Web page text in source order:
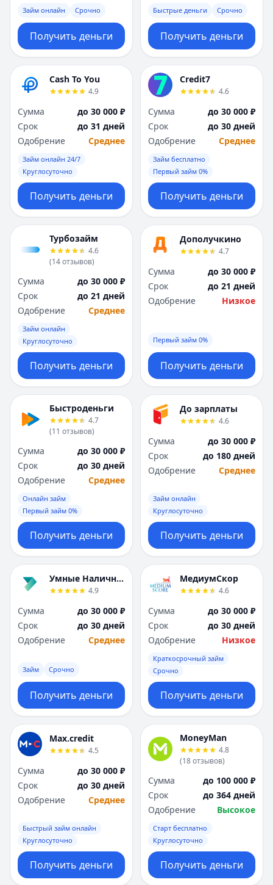
Займ онлайн Срочно
Получить деньги
Быстрые деньги Срочно
Получить деньги
Cash To You
4.9
Сумма
до 30 000 ₽
Срок
до 31 дней
Одобрение
Среднее
Займ онлайн 24/7
Круглосуточно
Получить деньги
Credit7
4.6
Сумма
до 30 000 ₽
Срок
до 30 дней
Одобрение
Среднее
Займ бесплатно
Первый займ 0%
Получить деньги
Турбозайм
4.6
(14отзывов)
Сумма
до 30 000 ₽
Срок
до 21 дней
Одобрение
Среднее
Займ онлайн
Круглосуточно
Получить деньги
Дополучкино
4.7
Сумма
до 30 000 ₽
Срок
до 21 дней
Одобрение
Низкое
Первый займ 0%
Получить деньги
Быстроденьги
4.7
(11 отзывов)
Сумма
до 30 000 ₽
Срок
до 30 дней
Одобрение
Среднее
Онлайн займ
Первый займ 0%
Получить деньги
До зарплаты
4.6
Сумма
до 30 000 ₽
Срок
до 180 дней
Одобрение
Среднее
Займ онлайн
Круглосуточно
Получить деньги
Умные Наличные
4.9
Сумма
до 30 000 ₽
Срок
до 30 дней
Одобрение
Среднее
Займ Срочно
Получить деньги
МедиумСкор
4.6
Сумма
до 30 000 ₽
Срок
до 30 дней
Одобрение
Низкое
Краткосрочный займ
Срочно
Получить деньги
Max.credit
4.5
Сумма
до 30 000 ₽
Срок
до 30 дней
Одобрение
Среднее
Быстрый займ онлайн
Круглосуточно
Получить деньги
MoneyMan
4.8
(18отзывов)
Сумма
до 100 000 ₽
Срок
до 364 дней
Одобрение
Высокое
Старт бесплатно
Круглосуточно
Получить деньги